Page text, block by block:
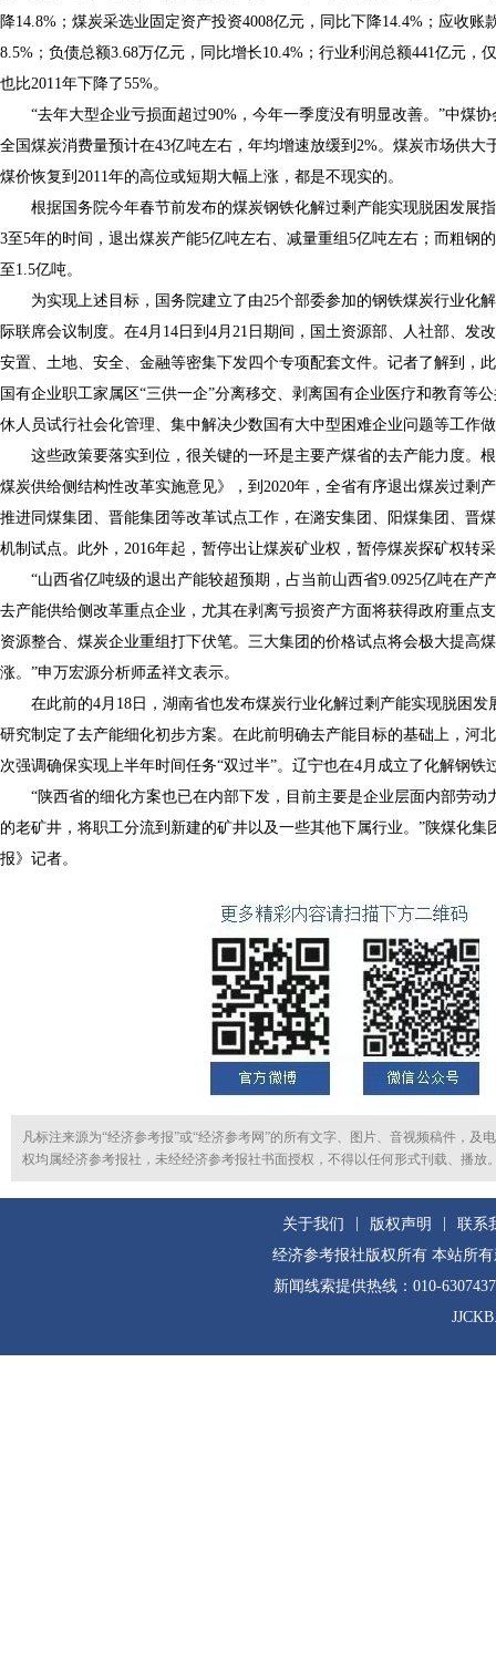
降14.8%；煤炭采选业固定资产投资4008亿元，同比下降14.4%；应收账
8.5%；负债总额3.68万亿元，同比增长10.4%；行业利润总额441亿元，
也比2011年下降了55%。
“去年大型企业亏损面超过90%，今年一季度没有明显改善。”中煤协
全国煤炭消费量预计在43亿吨左右，年均增速放缓到2%。煤炭市场供大
煤价恢复到2011年的高位或短期大幅上涨，都是不现实的。
根据国务院今年春节前发布的煤炭钢铁化解过剩产能实现脱困发展指
3至5年的时间，退出煤炭产能5亿吨左右、减量重组5亿吨左右；而粗钢
至1.5亿吨。
为实现上述目标，国务院建立了由25个部委参加的钢铁煤炭行业化
际联席会议制度。在4月14日到4月21日期间，国土资源部、人社部、发
安置、土地、安全、金融等密集下发四个专项配套文件。记者了解到，
国有企业职工家属区“三供一企”分离移交、剥离国有企业医疗和教育等
休人员试行社会化管理、集中解决少数国有大中型困难企业问题等工作
这些政策要落实到位，很关键的一环是主要产煤省的去产能力度。根
煤炭供给侧结构性改革实施意见》，到2020年，全省有序退出煤炭过剩
推进同煤集团、晋能集团等改革试点工作，在潞安集团、阳煤集团、晋
机制试点。此外，2016年起，暂停出让煤炭矿业权，暂停煤炭探矿权转
“山西省亿吨级的退出产能较超预期，占当前山西省9.0925亿吨在产
去产能供给侧改革重点企业，尤其在剥离亏损资产方面将获得政府重点
资源整合、煤炭企业重组打下伏笔。三大集团的价格试点将会极大提高
涨。”申万宏源分析师孟祥文表示。
在此前的4月18日，湖南省也发布煤炭行业化解过剩产能实现脱困发
研究制定了去产能细化初步方案。在此前明确去产能目标的基础上，河
次强调确保实现上半年时间任务“双过半”。辽宁也在4月成立了化解钢铁
“陕西省的细化方案也已在内部下发，目前主要是企业层面内部劳动
的老矿井，将职工分流到新建的矿井以及一些其他下属行业。”陕煤化集
报》记者。
凡标注来源为“经济参考报”或“经济参考网”的所有文字、图片、音视频稿件，及
权均属经济参考报社，未经经济参考报社书面授权，不得以任何形式刊载、播放
关于我们 版权声明
联系
经济参考报社版权所有 本站所
新闻线索提供热线：010-